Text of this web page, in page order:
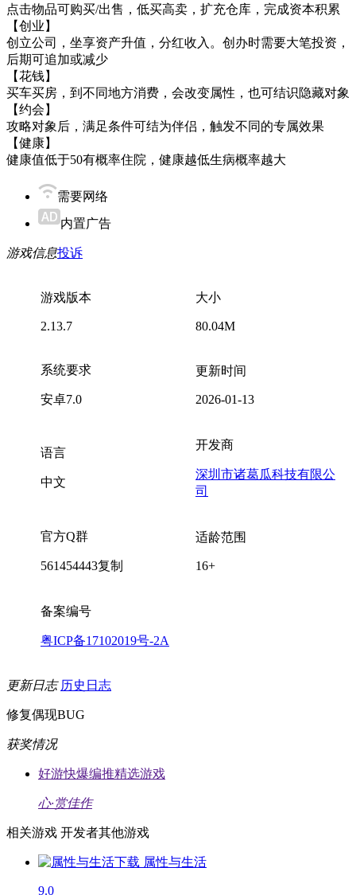
点击物品可购买/出售，低买高卖，扩充仓库，完成资本积累
【创业】
创立公司，坐享资产升值，分红收入。创办时需要大笔投资，
后期可追加或减少
【花钱】
买车买房，到不同地方消费，会改变属性，也可结识隐藏对象
【约会】
攻略对象后，满足条件可结为伴侣，触发不同的专属效果
【健康】
健康值低于50有概率住院，健康越低生病概率越大
需要网络
内置广告
游戏信息投诉
游戏版本
2.13.7
大小
80.04M
系统要求
安卓7.0
更新时间
2026-01-13
语言
中文
开发商
深圳市诸葛瓜科技有限公
司
官方Q群
561454443复制
适龄范围
16+
备案编号
粤ICP备17102019号-2A
更新日志 历史日志
修复偶现BUG
获奖情况
好游快爆编推精选游戏
心·赏佳作
相关游戏 开发者其他游戏
属性与生活
9.0